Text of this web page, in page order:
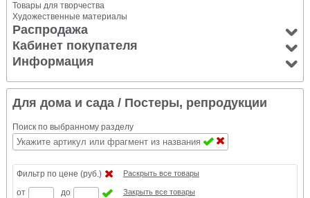
Товары для творчества
Художественные материалы
Распродажа
Кабинет покупателя
Информация
Для дома и сада / Постеры, репродукции
Поиск по выбранному разделу
Фильтр по цене (руб.)
от
до
Раскрыть все товары
Закрыть все товары